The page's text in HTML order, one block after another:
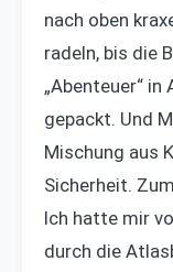
nach oben
radeln, bis die
„Abenteuer“
gepackt. Und
Mischung aus
Sicherheit.
Ich hatte mir
durch die